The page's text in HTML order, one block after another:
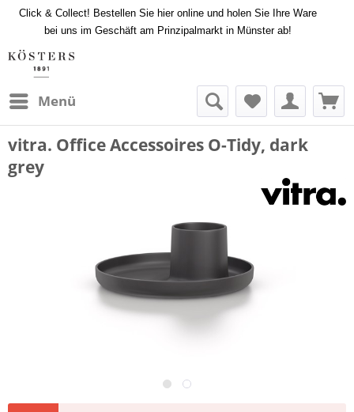
Click & Collect! Bestellen Sie hier online und holen Sie Ihre Ware
bei uns im Geschäft am Prinzipalmarkt in Münster ab!
Menü
vitra. Office Accessoires O-Tidy, dark
grey